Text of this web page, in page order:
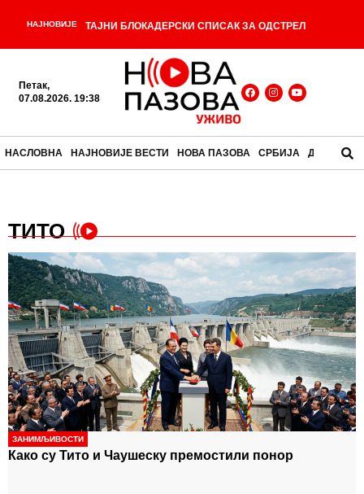
НАЈНОВИЈЕ ТАЈНИ БЛОКАДЕРСКИ СПИСАК ЗА ОДСТРЕЛ
ОГОЛИО ОПШТИ РАТ МЕЂУ БЛОКАДЕРИМА! 99
имена спремно за „ветирање“: Ђокић, Ломпар,
плашила војске, а морала је да је створи
оцена коју добијемо у животу - Јелена Ђокић:
Редовна исплата алиментације из Алиментационог
фонда донела ми је сигурност - Осигураници са
овереном картицом имају право на лечење, без
обзира на рок важења -
Петак,
07.08.2026. 19:38
НАСЛОВНА НАЈНОВИЈЕ ВЕСТИ НОВА ПАЗОВА СРБИЈА ДРУШТВО
ТИТО
ЗАНИМЉИВОСТИ
Како су Тито и Чаушеску премостили понор